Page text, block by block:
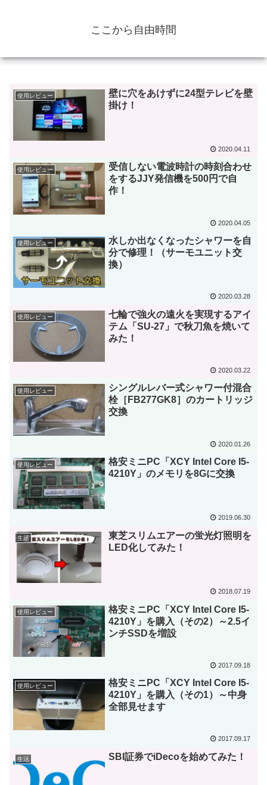
ここから自由時間
使用レビュー
壁に穴をあけずに24型テレビを壁
掛け！
2020.04.11
使用レビュー
受信しない電波時計の時刻合わせ
をするJJY発信機を500円で自
作！
2020.04.05
使用レビュー
水しか出なくなったシャワーを自
分で修理！（サーモユニット交
換）
2020.03.28
使用レビュー
七輪で強火の遠火を実現するアイ
テム「SU-27」で秋刀魚を焼いて
みた！
2020.03.22
使用レビュー
シングルレバー式シャワー付混合
栓［FB277GK8］のカートリッジ
交換
2020.01.26
使用レビュー
格安ミニPC「XCY Intel Core I5-
4210Y」のメモリを8Gに交換
2019.06.30
生活
東芝スリムエアーの蛍光灯照明を
LED化してみた！
2018.07.19
使用レビュー
格安ミニPC「XCY Intel Core I5-
4210Y」を購入（その2）～2.5イ
ンチSSDを増設
2017.09.18
使用レビュー
格安ミニPC「XCY Intel Core I5-
4210Y」を購入（その1）～中身
全部見せます
2017.09.17
生活 SBI証券でiDecoを始めてみた！